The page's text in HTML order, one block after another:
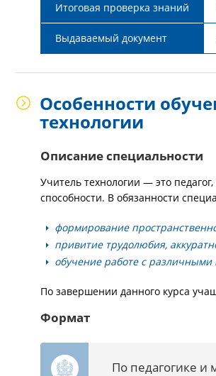
Итоговая проверка знаний
Выдаваемый документ
Особенности
технологии
Описание специальности
Учитель технологии — это
способности. В обязанности
формирование
привитие трудолюбия,
обучение работе с различными
По завершении данного курса
Формат
По педагогике и